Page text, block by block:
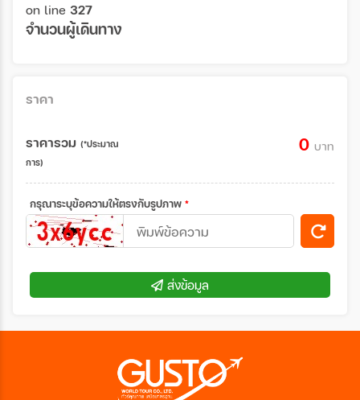
on line 327
จำนวนผู้เดินทาง
ราคา
ราคารวม (*ประมาณ
การ)
0 บาท
กรุณาระบุข้อความให้ตรงกับรูปภาพ *
ส่งข้อมูล